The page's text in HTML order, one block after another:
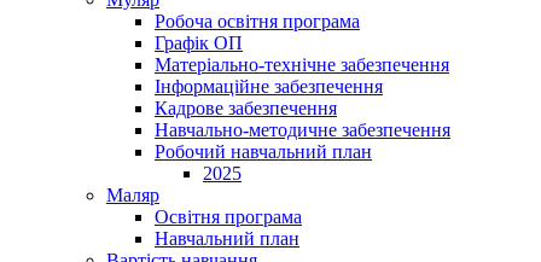
Робоча освітня програма
Графік ОП
Матеріально-технічне забезпечення
Інформаційне забезпечення
Кадрове забезпечення
Навчально-методичне забезпечення
Робочий навчальний план
2025
Маляр
Освітня програма
Навчальний план